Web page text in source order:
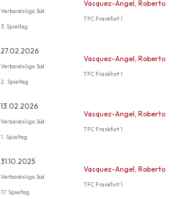
Verbandsliga Süd
3. Spieltag
Vasquez-Angel, Roberto
TFC Frankfurt 1
27.02.2026
Verbandsliga Süd
2. Spieltag
Vasquez-Angel, Roberto
TFC Frankfurt 1
13.02.2026
Verbandsliga Süd
1. Spieltag
Vasquez-Angel, Roberto
TFC Frankfurt 1
31.10.2025
Verbandsliga Süd
17. Spieltag
Vasquez-Angel, Roberto
TFC Frankfurt 1